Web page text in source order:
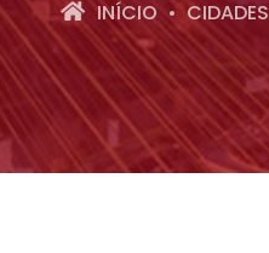
INÍCIO CIDADES